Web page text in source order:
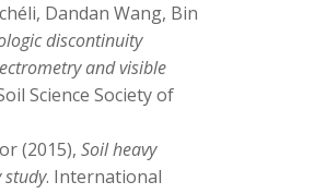
Dandan Wang, Bin
discontinuity
and visible
Science Society of
(2015), Soil heavy
. International